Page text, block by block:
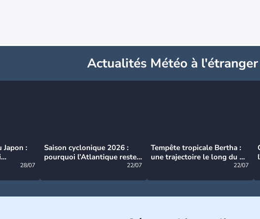
Actualités Météo à l'étranger
Japon :
28/07
Saison cyclonique 2026 :
pourquoi l’Atlantique reste
22/07
Tempête tropicale Bertha :
une trajectoire le long du du
22/07